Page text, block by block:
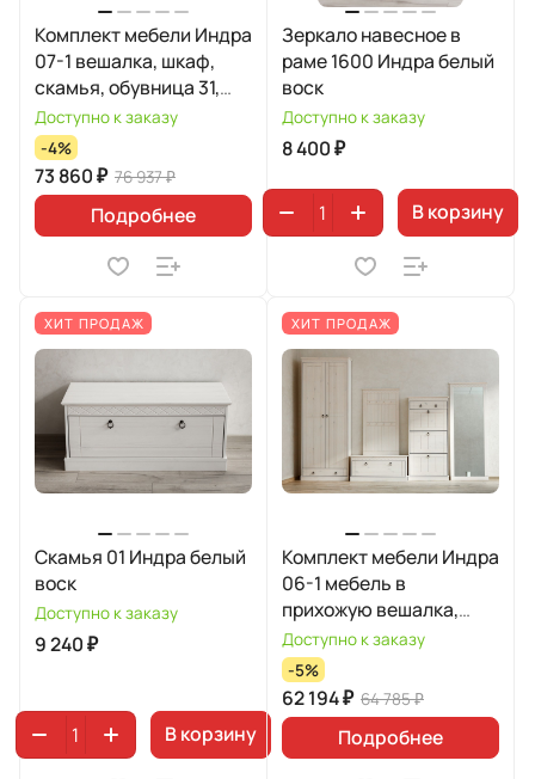
Комплект мебели Индра
07-1 вешалка, шкаф,
скамья, обувница 31,
зеркало малое, комод
Доступно к заказу
-4%
73 860 ₽ 76 937 ₽
Подробнее
Зеркало навесное в
раме 1600 Индра белый
воск
Доступно к заказу
8 400 ₽
В корзину
ХИТ ПРОДАЖ
Скамья 01 Индра белый
воск
Доступно к заказу
9 240 ₽
В корзину
ХИТ ПРОДАЖ
Комплект мебели Индра
06-1 мебель в
прихожую вешалка,
шкаф, скамья, обувница
31, зеркало большое
Доступно к заказу
-5%
62 194 ₽ 64 785 ₽
Подробнее